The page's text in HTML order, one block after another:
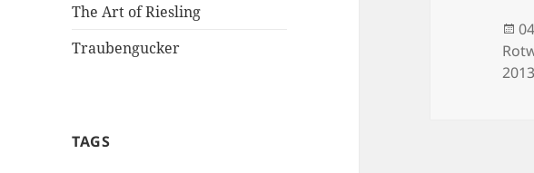
The Art of Riesling
Traubengucker
TAGS
2013